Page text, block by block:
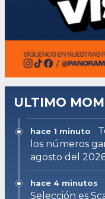
ULTIMO
hace 1 minuto
los números
agosto del
hace 4 minutos
Selección es